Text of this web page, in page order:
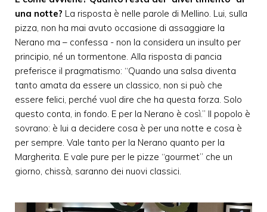
una notte? La risposta è nelle parole di Mellino. Lui, sulla
pizza, non ha mai avuto occasione di assaggiare la
Nerano ma – confessa - non la considera un insulto per
principio, né un tormentone. Alla risposta di pancia
preferisce il pragmatismo: “Quando una salsa diventa
tanto amata da essere un classico, non si può che
essere felici, perché vuol dire che ha questa forza. Solo
questo conta, in fondo. E per la Nerano è così.” Il popolo è
sovrano: è lui a decidere cosa è per una notte e cosa è
per sempre. Vale tanto per la Nerano quanto per la
Margherita. E vale pure per le pizze “gourmet” che un
giorno, chissà, saranno dei nuovi classici.